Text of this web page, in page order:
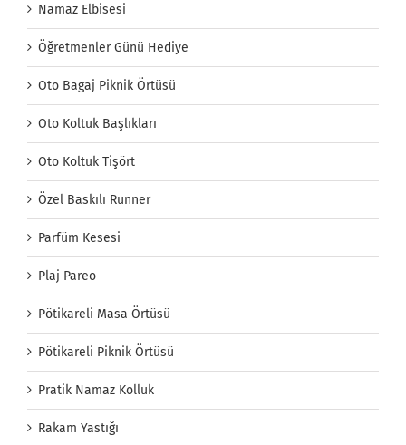
Namaz Elbisesi
Öğretmenler Günü Hediye
Oto Bagaj Piknik Örtüsü
Oto Koltuk Başlıkları
Oto Koltuk Tişört
Özel Baskılı Runner
Parfüm Kesesi
Plaj Pareo
Pötikareli Masa Örtüsü
Pötikareli Piknik Örtüsü
Pratik Namaz Kolluk
Rakam Yastığı